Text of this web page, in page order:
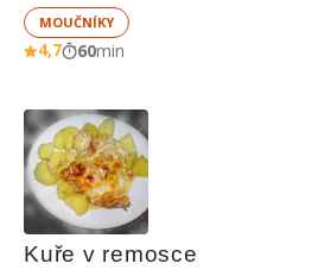
MOUČNÍKY
4,7 60min
Kuře v remosce